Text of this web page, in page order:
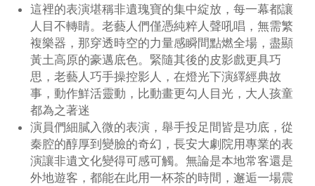
這裡的表演堪稱非遺瑰寶的集中綻放，每一幕都讓
人目不轉睛。老藝人們僅憑純粹人聲吼唱，無需繁
複樂器，那穿透時空的力量感瞬間點燃全場，盡顯
黃土高原的豪邁底色。緊隨其後的皮影戲更具巧
思，老藝人巧手操控影人，在燈光下演繹經典故
事，動作鮮活靈動，比動畫更勾人目光，大人孩童
都為之著迷
演員們細膩入微的表演，舉手投足間皆是功底，從
秦腔的醇厚到變臉的奇幻，長安大劇院用專業的表
演讓非遺文化變得可感可觸。無論是本地常客還是
外地遊客，都能在此用一杯茶的時間，邂逅一場震